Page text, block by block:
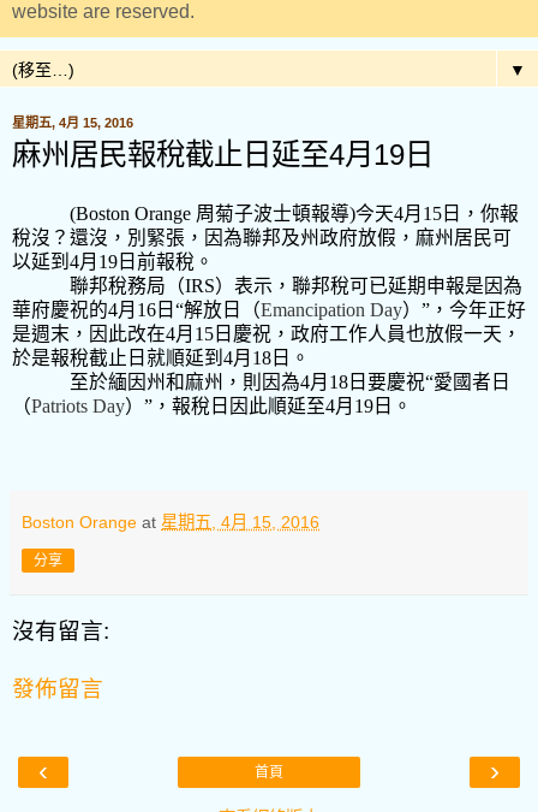
website are reserved.
▼
星期五, 4月 15, 2016
麻州居民報稅截止日延至4月19日
(Boston Orange 周菊子波士頓報導)今天4月 15 日，你報
稅沒？還沒，別緊張，因為聯邦及州政府放假，麻州居民可
以延到 4月 19 日前報稅。
聯邦稅務局（IRS）表示，聯邦稅可已延期申報是因為
華府慶祝的4月 16 日“解放日（Emancipation Day）”，今年正好
是週末，因此改在4月 15 日慶祝，政府工作人員也放假一天，
於是報稅截止日就順延到 4月 18 日。
至於緬因州和麻州，則因為4月 18 日要慶祝“愛國者日
（Patriots Day）”，報稅日因此順延至4月 19 日。
Boston Orange at 星期五, 4月 15, 2016
分享
沒有留言:
發佈留言
‹ ›
首頁